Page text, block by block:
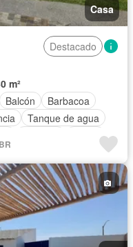
Casa
Destacado
m²
Balcón
Barbacoa
Tanque de agua
panorámica